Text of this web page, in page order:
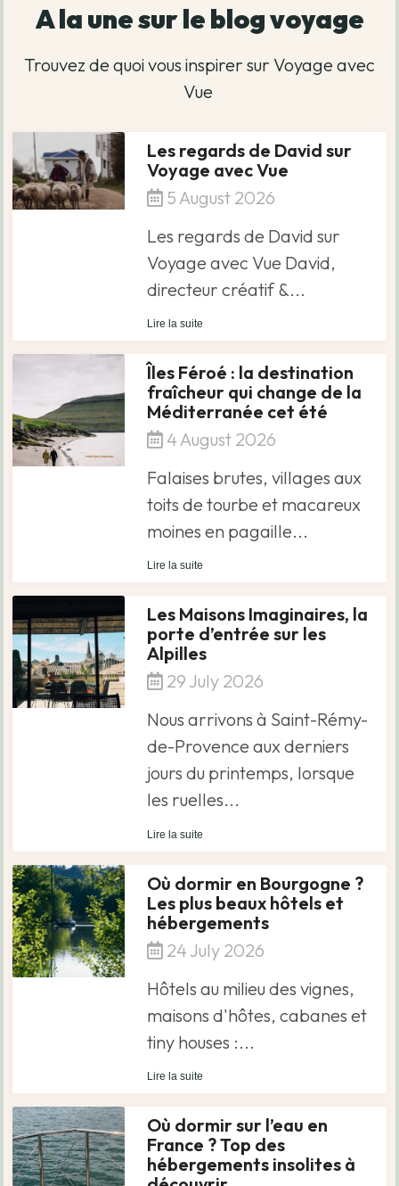
A la une sur le blog voyage
Trouvez de quoi vous inspirer sur Voyage avec
Vue
Les regards de David sur
Voyage avec Vue
5 August 2026
Les regards de David sur
Voyage avec Vue David,
directeur créatif &...
Lire la suite
Îles Féroé : la destination
fraîcheur qui change de la
Méditerranée cet été
4 August 2026
Falaises brutes, villages aux
toits de tourbe et macareux
moines en pagaille...
Lire la suite
Les Maisons Imaginaires, la
porte d’entrée sur les
Alpilles
29 July 2026
Nous arrivons à Saint-Rémy-
de-Provence aux derniers
jours du printemps, lorsque
les ruelles...
Lire la suite
Où dormir en Bourgogne ?
Les plus beaux hôtels et
hébergements
24 July 2026
Hôtels au milieu des vignes,
maisons d'hôtes, cabanes et
tiny houses :...
Lire la suite
Où dormir sur l’eau en
France ? Top des
hébergements insolites à